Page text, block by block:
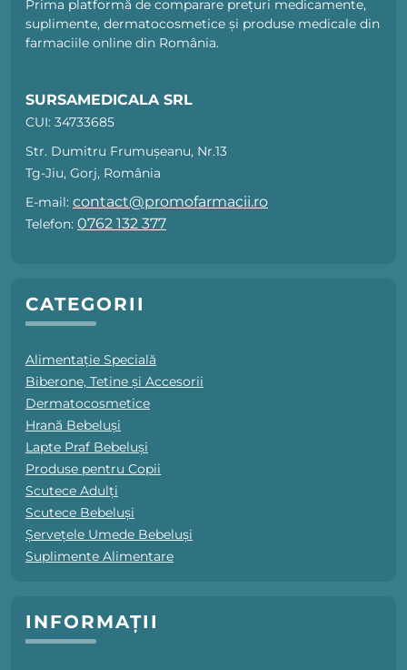
Prima platformă de comparare prețuri medicamente,
suplimente, dermatocosmetice și produse medicale din
farmaciile online din România.
SURSAMEDICALA SRL
CUI: 34733685
Str. Dumitru Frumușeanu, Nr.13
Tg-Jiu, Gorj, România
E-mail: contact@promofarmacii.ro
Telefon: 0762 132 377
CATEGORII
Alimentație Specială
Biberone, Tetine și Accesorii
Dermatocosmetice
Hrană Bebeluși
Lapte Praf Bebeluși
Produse pentru Copii
Scutece Adulți
Scutece Bebeluși
Șervețele Umede Bebeluși
Suplimente Alimentare
INFORMAȚII